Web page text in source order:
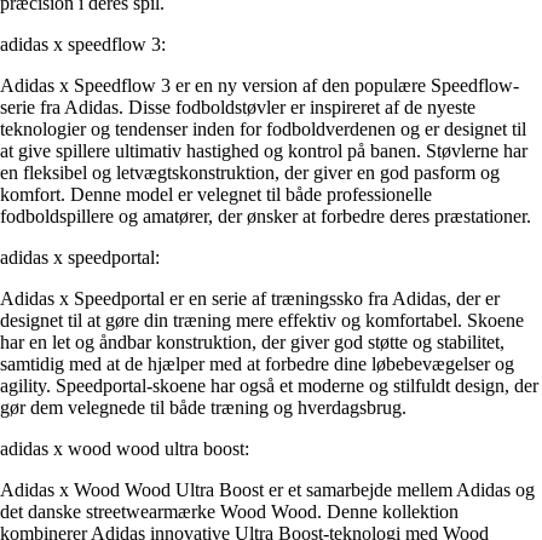
adidas x speedflow 3:
Adidas x Speedflow 3 er en ny version af den populære Speedflow-
serie fra Adidas. Disse fodboldstøvler er inspireret af de nyeste
teknologier og tendenser inden for fodboldverdenen og er designet til
at give spillere ultimativ hastighed og kontrol på banen. Støvlerne har
en fleksibel og letvægtskonstruktion, der giver en god pasform og
komfort. Denne model er velegnet til både professionelle
fodboldspillere og amatører, der ønsker at forbedre deres præstationer.
adidas x speedportal:
Adidas x Speedportal er en serie af træningssko fra Adidas, der er
designet til at gøre din træning mere effektiv og komfortabel. Skoene
har en let og åndbar konstruktion, der giver god støtte og stabilitet,
samtidig med at de hjælper med at forbedre dine løbebevægelser og
agility. Speedportal-skoene har også et moderne og stilfuldt design, der
gør dem velegnede til både træning og hverdagsbrug.
adidas x wood wood ultra boost:
Adidas x Wood Wood Ultra Boost er et samarbejde mellem Adidas og
det danske streetwearmærke Wood Wood. Denne kollektion
kombinerer Adidas innovative Ultra Boost-teknologi med Wood